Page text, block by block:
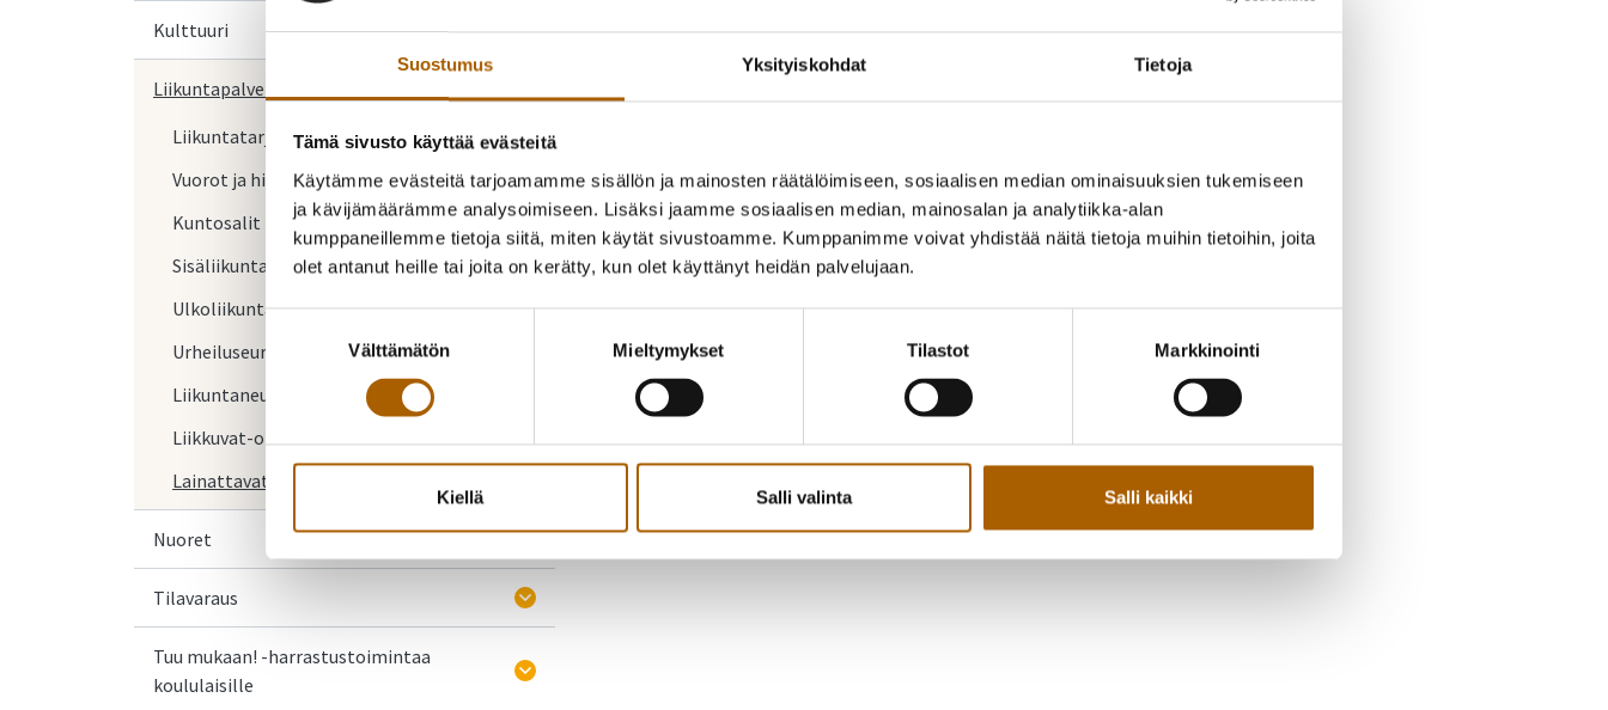
Suostumus Yksityiskohdat Tietoja
Tämä sivusto käyttää evästeitä
Käytämme evästeitä tarjoamamme sisällön ja mainosten räätälöimiseen, sosiaalisen median ominaisuuksien tukemiseen
ja kävijämäärämme analysoimiseen. Lisäksi jaamme sosiaalisen median, mainosalan ja analytiikka-alan
kumppaneillemme tietoja siitä, miten käytät sivustoamme. Kumppanimme voivat yhdistää näitä tietoja muihin tietoihin, joita
olet antanut heille tai joita on kerätty, kun olet käyttänyt heidän palvelujaan.
valinta
Välttämätön Mieltymykset Tilastot Markkinointi
Kiellä Salli valinta Salli kaikki
Kulttuuri
Liikuntapalvelut
Liikuntatarjonta
Vuorot ja hinnastot
Kuntosalit
Sisäliikuntatilat
Ulkoliikunta-alueet
Urheiluseurat
Liikuntaneuvonta
Liikkuvat-ohjelmat
Lainattavat liikuntavälineet
Nuoret
Tilavaraus
Tuu mukaan! -harrastustoimintaa
koululaisille